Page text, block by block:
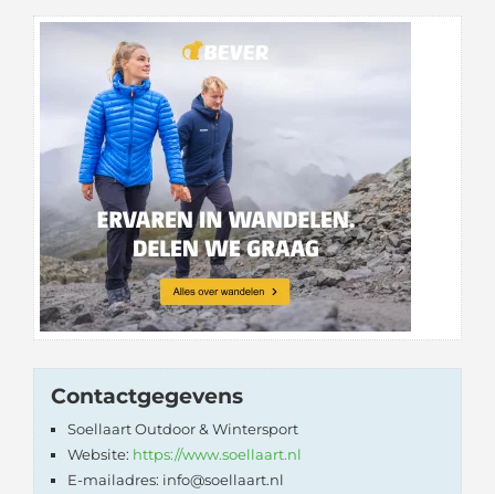
Contactgegevens
Soellaart Outdoor & Wintersport
Website: https://www.soellaart.nl
E-mailadres: info@soellaart.nl